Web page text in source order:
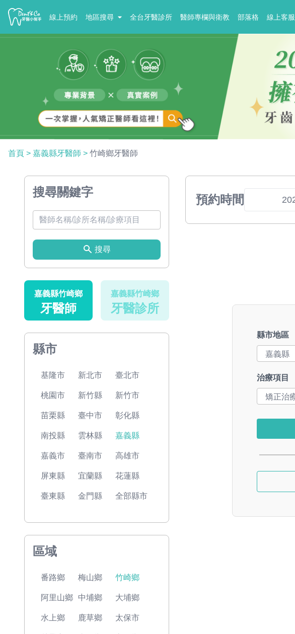
線上預約 地區搜尋 全台牙醫診所 醫師專欄與衛教 部落格 線上客服
首頁 > 嘉義縣牙醫師 > 竹崎鄉牙醫師
搜尋關鍵字
搜尋
嘉義縣竹崎鄉
牙醫師
嘉義縣竹崎鄉
牙醫診所
縣市
基隆市 新北市 臺北市
桃園市 新竹縣 新竹市
苗栗縣 臺中市 彰化縣
南投縣 雲林縣 嘉義縣
嘉義市 臺南市 高雄市
屏東縣 宜蘭縣 花蓮縣
臺東縣 金門縣 全部縣市
區域
番路鄉 梅山鄉 竹崎鄉
阿里山鄉 中埔鄉 大埔鄉
水上鄉 鹿草鄉 太保市
預約時間
縣市地區
治療項目